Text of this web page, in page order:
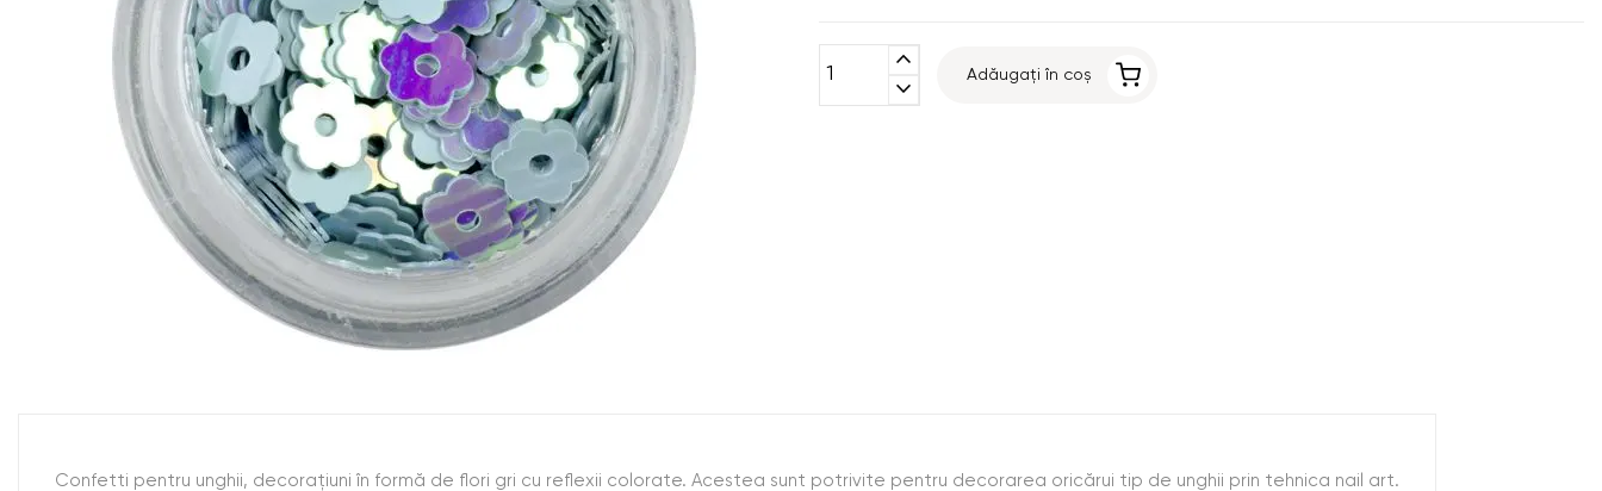
expand_less
expand_more
Adăugați în coș
Confetti pentru unghii, decoraţiuni în formă de flori gri cu reflexii colorate. Acestea sunt potrivite pentru decorarea oricărui tip de unghii prin tehnica nail art.